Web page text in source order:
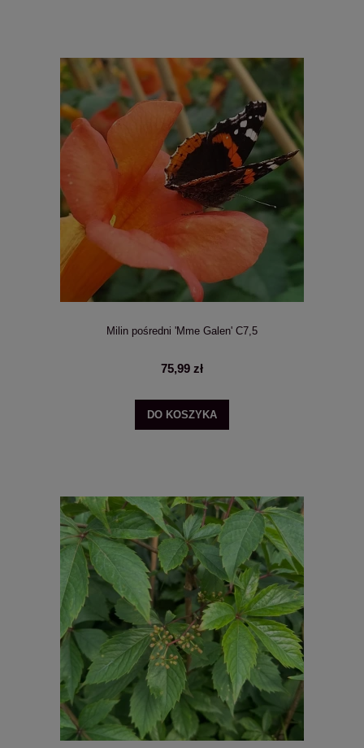
Milin pośredni 'Mme Galen' C7,5
75,99 zł
DO KOSZYKA